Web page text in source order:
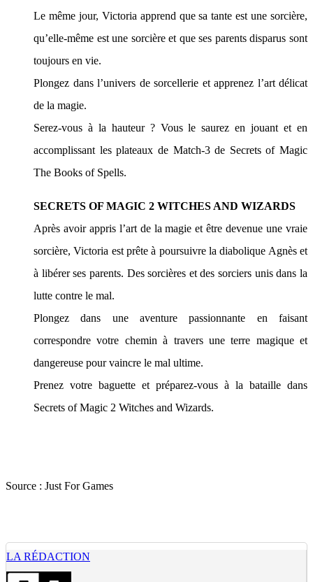
Le même jour, Victoria apprend que sa tante est une sorcière,
qu’elle-même est une sorcière et que ses parents disparus sont
toujours en vie.
Plongez dans l’univers de sorcellerie et apprenez l’art délicat
de la magie.
Serez-vous à la hauteur ? Vous le saurez en jouant et en
accomplissant les plateaux de Match-3 de Secrets of Magic
The Books of Spells.
SECRETS OF MAGIC 2 WITCHES AND WIZARDS
Après avoir appris l’art de la magie et être devenue une vraie
sorcière, Victoria est prête à poursuivre la diabolique Agnès et
à libérer ses parents. Des sorcières et des sorciers unis dans la
lutte contre le mal.
Plongez dans une aventure passionnante en faisant
correspondre votre chemin à travers une terre magique et
dangereuse pour vaincre le mal ultime.
Prenez votre baguette et préparez-vous à la bataille dans
Secrets of Magic 2 Witches and Wizards.
Source : Just For Games
LA RÉDACTION